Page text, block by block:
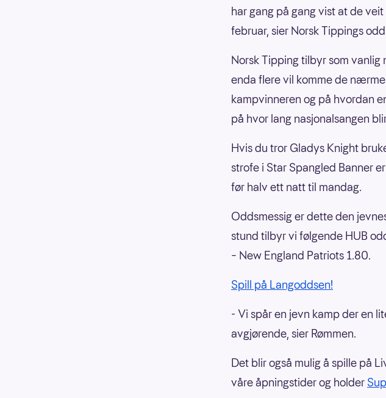
har gang på gang vist at de
februar, sier Norsk Tippings
Norsk Tipping tilbyr som vanlig
enda flere vil komme de
kampvinneren og på hvordan
på hvor lang nasjonalsangen
Hvis du tror Gladys Knight
strofe i Star Spangled Banner
før halv ett natt til mandag.
Oddsmessig er dette den
stund tilbyr vi følgende HUB
– New England Patriots 1.80.
Spill på Langoddsen!
- Vi spår en jevn kamp der en
avgjørende, sier Rømmen.
Det blir også mulig å spille på
våre åpningstider og holder